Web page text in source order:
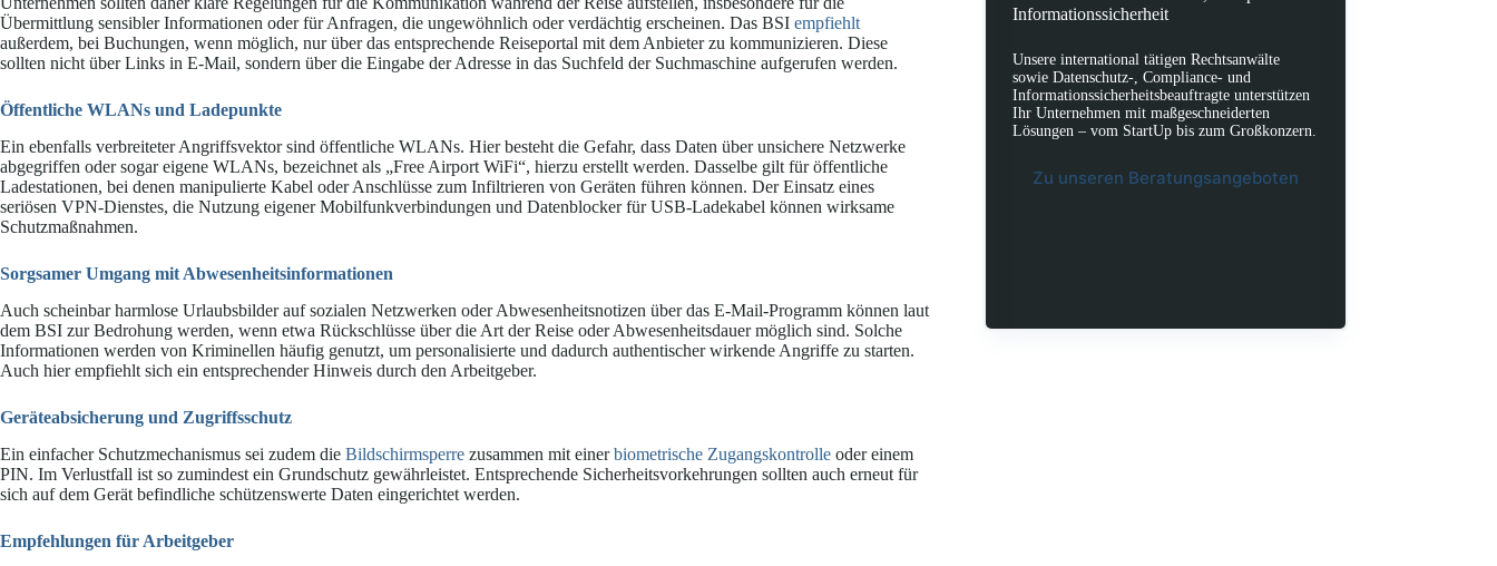
Übermittlung sensibler Informationen oder für Anfragen, die ungewöhnlich oder verdächtig erscheinen. Das BSI empfiehlt
außerdem, bei Buchungen, wenn möglich, nur über das entsprechende Reiseportal mit dem Anbieter zu kommunizieren. Diese
sollten nicht über Links in E-Mail, sondern über die Eingabe der Adresse in das Suchfeld der Suchmaschine aufgerufen werden.
Öffentliche WLANs und Ladepunkte
Ein ebenfalls verbreiteter Angriffsvektor sind öffentliche WLANs. Hier besteht die Gefahr, dass Daten über unsichere Netzwerke
abgegriffen oder sogar eigene WLANs, bezeichnet als „Free Airport WiFi“, hierzu erstellt werden. Dasselbe gilt für öffentliche
Ladestationen, bei denen manipulierte Kabel oder Anschlüsse zum Infiltrieren von Geräten führen können. Der Einsatz eines
seriösen VPN-Dienstes, die Nutzung eigener Mobilfunkverbindungen und Datenblocker für USB-Ladekabel können wirksame
Schutzmaßnahmen.
Sorgsamer Umgang mit Abwesenheitsinformationen
Auch scheinbar harmlose Urlaubsbilder auf sozialen Netzwerken oder Abwesenheitsnotizen über das E-Mail-Programm können laut
dem BSI zur Bedrohung werden, wenn etwa Rückschlüsse über die Art der Reise oder Abwesenheitsdauer möglich sind. Solche
Informationen werden von Kriminellen häufig genutzt, um personalisierte und dadurch authentischer wirkende Angriffe zu starten.
Auch hier empfiehlt sich ein entsprechender Hinweis durch den Arbeitgeber.
Geräteabsicherung und Zugriffsschutz
Ein einfacher Schutzmechanismus sei zudem die Bildschirmsperre zusammen mit einerbiometrische Zugangskontrolle oder einem
PIN. Im Verlustfall ist so zumindest ein Grundschutz gewährleistet. Entsprechende Sicherheitsvorkehrungen sollten auch erneut für
sich auf dem Gerät befindliche schützenswerte Daten eingerichtet werden.
Empfehlungen für Arbeitgeber
Informationssicherheit
Unsere international tätigen Rechtsanwälte
sowie Datenschutz-, Compliance- und
Informationssicherheitsbeauftragte unterstützen
Ihr Unternehmen mit maßgeschneiderten
Lösungen – vom StartUp bis zum Großkonzern.
Zu unseren Beratungsangeboten